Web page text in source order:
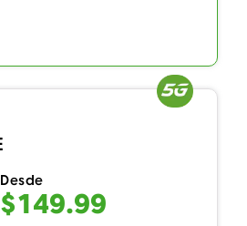
Desde
$149.99